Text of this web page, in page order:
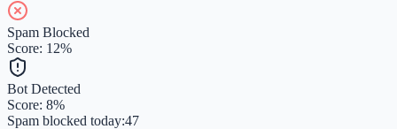
Spam Blocked
Score: 12%
Bot Detected
Score: 8%
Spam blocked today:47